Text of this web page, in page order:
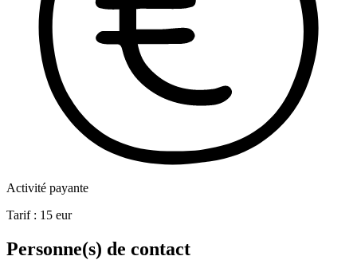
Activité payante
Tarif : 15 eur
Personne(s) de contact